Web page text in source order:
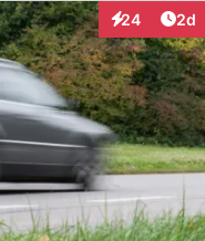
24
Interaktionen
2d